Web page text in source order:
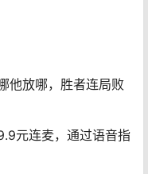
他放哪，胜者连局败
元连麦，通过语音指